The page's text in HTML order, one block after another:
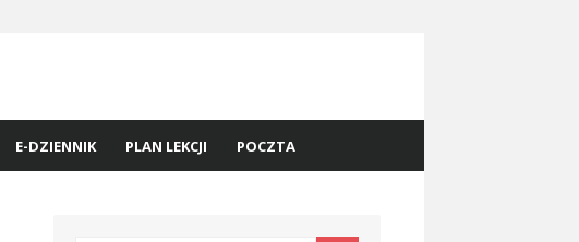
E-DZIENNIK PLAN LEKCJI POCZTA